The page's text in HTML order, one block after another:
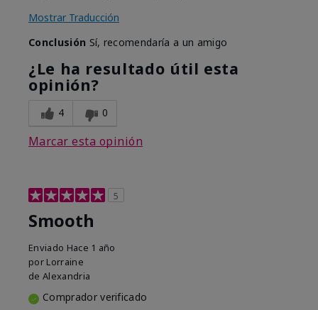
Mostrar Traducción
Conclusión Sí, recomendaría a un amigo
¿Le ha resultado útil esta
opinión?
4 0
Marcar esta opinión
5
Smooth
Enviado Hace 1 año
por Lorraine
de Alexandria
Comprador verificado